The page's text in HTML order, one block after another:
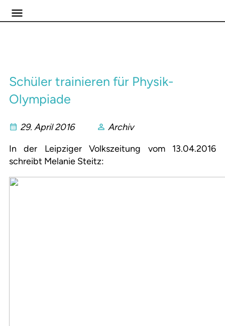
Schüler trainieren für Physik-
Olympiade
29. April 2016
Archiv
In der Leipziger Volkszeitung vom 13.04.2016
schreibt Melanie Steitz: